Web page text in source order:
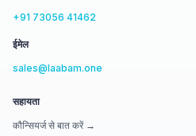
+91 73056 41462
ईमेल
sales@laabam.one
सहायता
कौन्सियर्ज से बात करें →